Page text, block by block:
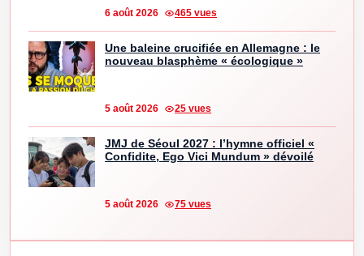
6 août 2026 465 vues
Une baleine crucifiée en Allemagne : le
nouveau blasphème « écologique »
5 août 2026 25 vues
JMJ de Séoul 2027 : l’hymne officiel «
Confidite, Ego Vici Mundum » dévoilé
5 août 2026 75 vues